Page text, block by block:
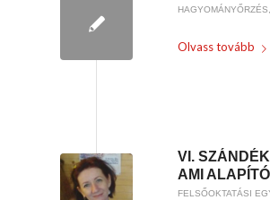
HAGYOMÁNYŐRZÉS,
Olvass tovább
VI.
AMI
FELSŐOKTATÁSI